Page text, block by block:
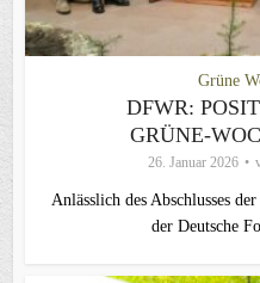
Grüne
DFWR:
GRÜNE-
26. Januar 2026
Anlässlich des Abschlusses
der Deutsche